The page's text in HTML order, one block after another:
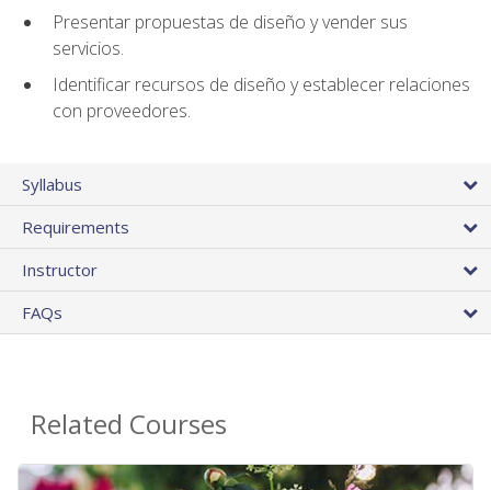
Presentar propuestas de diseño y vender sus
servicios.
Identificar recursos de diseño y establecer relaciones
con proveedores.
Syllabus
Requirements
Instructor
FAQs
Related Courses